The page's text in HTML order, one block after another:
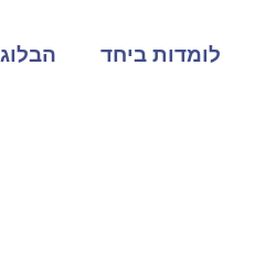
לומדות ביחד הבלוג